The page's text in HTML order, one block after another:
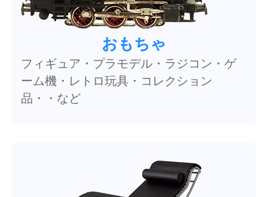
おもちゃ
フィギュア・プラモデル・ラジコン・ゲ
ーム機・レトロ玩具・コレクション
品・・など